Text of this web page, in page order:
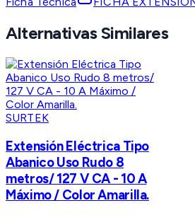
Alternativas Similares
SURTEK
Extensión Eléctrica Tipo
Abanico Uso Rudo 8
metros/ 127 V CA - 10 A
Máximo / Color Amarilla.